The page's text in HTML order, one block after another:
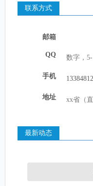
联系方式
邮箱
QQ
手机
地址
最新动态